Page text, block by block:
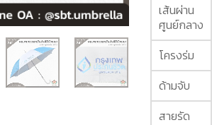
เส้นผ่าน
ศูนย์กลาง
โครงร่ม
ด้ามจับ
สายรัด